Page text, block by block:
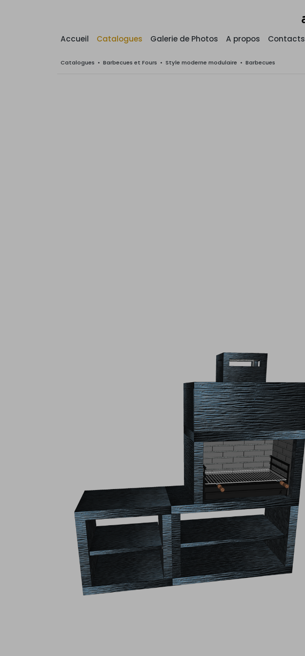
Accueil Catalogues Galerie de Photos A propos Contacts
Catalogues • Barbecues et Fours • Style moderne modulaire • Barbecues